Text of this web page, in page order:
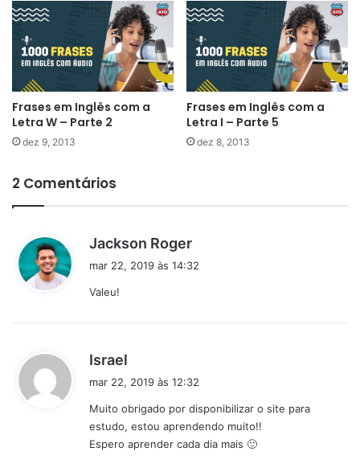
Frases em Inglês com a
Letra W – Parte 2
dez 9, 2013
Frases em Inglês com a
Letra I – Parte 5
dez 8, 2013
2 Comentários
Jackson Roger
mar 22, 2019 às 14:32
Valeu!
Israel
s
e
:
mar 22, 2019 às 12:32
Muito obrigado por disponibilizar o site para
estudo, estou aprendendo muito!!
Espero aprender cada dia mais 🙂